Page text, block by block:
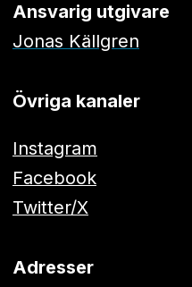
Ansvarig utgivare
Jonas Källgren
Övriga kanaler
Instagram
Facebook
Twitter/X
Adresser